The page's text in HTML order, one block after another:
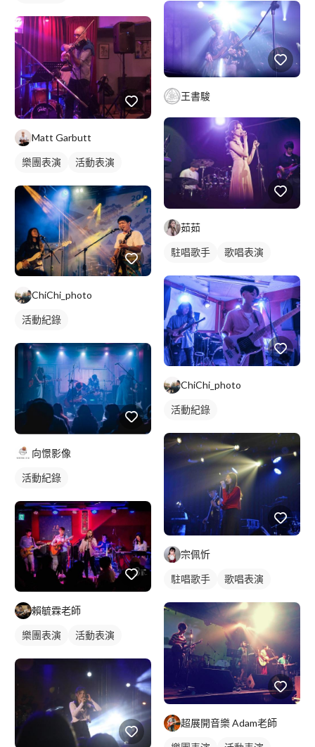
Matt Garbutt
樂團表演 活動表演
ChiChi_photo
活動紀錄
向憬影像
活動紀錄
賴毓霖老師
樂團表演 活動表演
王書駿
茹茹
駐唱歌手 歌唱表演
ChiChi_photo
活動紀錄
宗佩忻
駐唱歌手 歌唱表演
超展開音樂 Adam老師